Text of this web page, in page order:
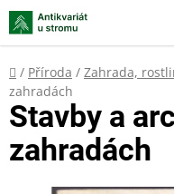
Přejít
na
obsah
Domů
/ Příroda / Zahrada,
zahradách
Stavby a
zahradách